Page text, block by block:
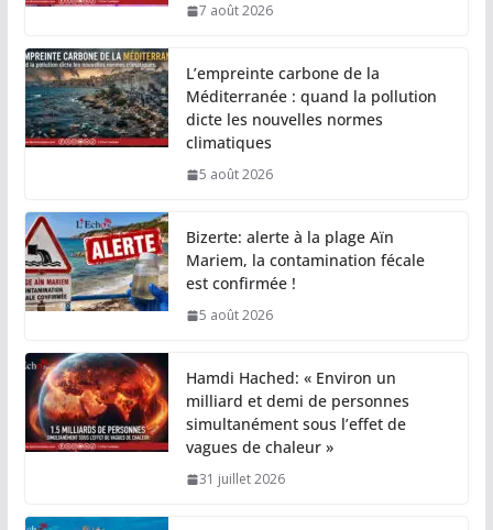
7 août 2026
L’empreinte carbone de la
Méditerranée : quand la pollution
dicte les nouvelles normes
climatiques
5 août 2026
Bizerte: alerte à la plage Aïn
Mariem, la contamination fécale
est confirmée !
5 août 2026
Hamdi Hached: « Environ un
milliard et demi de personnes
simultanément sous l’effet de
vagues de chaleur »
31 juillet 2026